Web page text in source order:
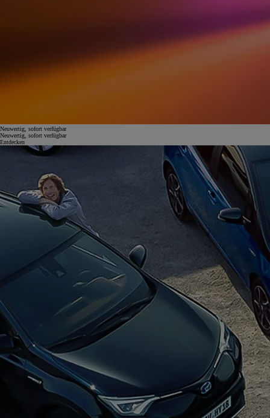
Neuwertig, sofort verfügbar
Neuwertig, sofort verfügbar
Entdecken